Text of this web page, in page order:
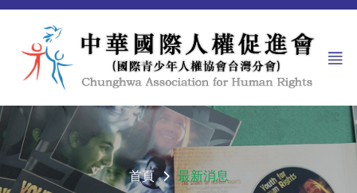
首頁 最新消息